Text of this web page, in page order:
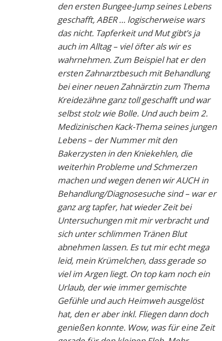
den ersten Bungee-Jump seines Lebens
geschafft, ABER … logischerweise wars
das nicht. Tapferkeit und Mut gibt’s ja
auch im Alltag – viel öfter als wir es
wahrnehmen. Zum Beispiel hat er den
ersten Zahnarztbesuch mit Behandlung
bei einer neuen Zahnärztin zum Thema
Kreidezähne ganz toll geschafft und war
selbst stolz wie Bolle. Und auch beim 2.
Medizinischen Kack-Thema seines jungen
Lebens – der Nummer mit den
Bakerzysten in den Kniekehlen, die
weiterhin Probleme und Schmerzen
machen und wegen denen wir AUCH in
Behandlung/Diagnosesuche sind – war er
ganz arg tapfer, hat wieder Zeit bei
Untersuchungen mit mir verbracht und
sich unter schlimmen Tränen Blut
abnehmen lassen. Es tut mir echt mega
leid, mein Krümelchen, dass gerade so
viel im Argen liegt. On top kam noch ein
Urlaub, der wie immer gemischte
Gefühle und auch Heimweh ausgelöst
hat, den er aber inkl. Fliegen dann doch
genießen konnte. Wow, was für eine Zeit